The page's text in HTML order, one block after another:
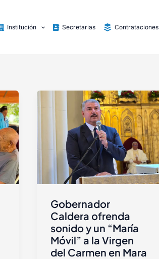
Institución Secretarias Contrataciones
Gobernador
Caldera ofrenda
sonido y un “María
Móvil” a la Virgen
del Carmen en Mara